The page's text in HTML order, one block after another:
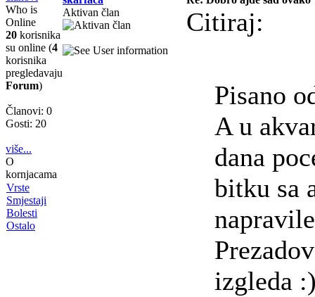
Who is
Online
20 korisnika
su online (4
korisnika
pregledavaju
Forum)
Članovi: 0
Gosti: 20
više...
O
kornjacama
Vrste
Smjestaji
Bolesti
Ostalo
Aktivan član
Citiraj:
Pisano
A u
dana
bitku sa
izgleda